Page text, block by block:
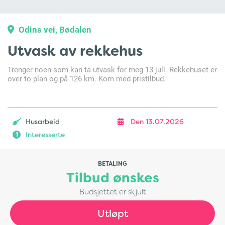
Odins vei, Bødalen
Utvask av rekkehus
Trenger noen som kan ta utvask for meg 13 juli. Rekkehuset er
over to plan og på 126 km. Kom med pristilbud.
Husarbeid Den 13.07.2026
1 Interesserte
BETALING
Tilbud ønskes
Budsjettet er skjult
Utløpt